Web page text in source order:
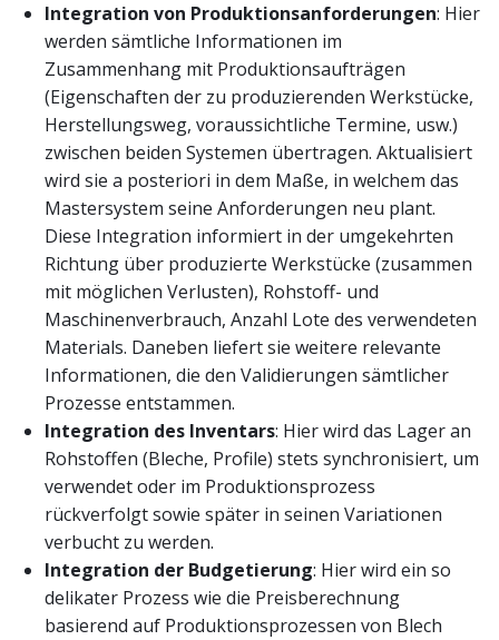
Integration von Produktionsanforderungen: Hier
werden sämtliche Informationen im
Zusammenhang mit Produktionsaufträgen
(Eigenschaften der zu produzierenden Werkstücke,
Herstellungsweg, voraussichtliche Termine, usw.)
zwischen beiden Systemen übertragen. Aktualisiert
wird sie a posteriori in dem Maße, in welchem das
Mastersystem seine Anforderungen neu plant.
Diese Integration informiert in der umgekehrten
Richtung über produzierte Werkstücke (zusammen
mit möglichen Verlusten), Rohstoff- und
Maschinenverbrauch, Anzahl Lote des verwendeten
Materials. Daneben liefert sie weitere relevante
Informationen, die den Validierungen sämtlicher
Prozesse entstammen.
Integration des Inventars: Hier wird das Lager an
Rohstoffen (Bleche, Profile) stets synchronisiert, um
verwendet oder im Produktionsprozess
rückverfolgt sowie später in seinen Variationen
verbucht zu werden.
Integration der Budgetierung: Hier wird ein so
delikater Prozess wie die Preisberechnung
basierend auf Produktionsprozessen von Blech